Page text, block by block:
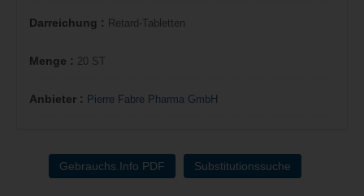
Darreichung : Retard-Tabletten
Menge : 20 ST
Anbieter : Pierre Fabre Pharma GmbH
Gebrauchs.Info PDF Substitutionssuche